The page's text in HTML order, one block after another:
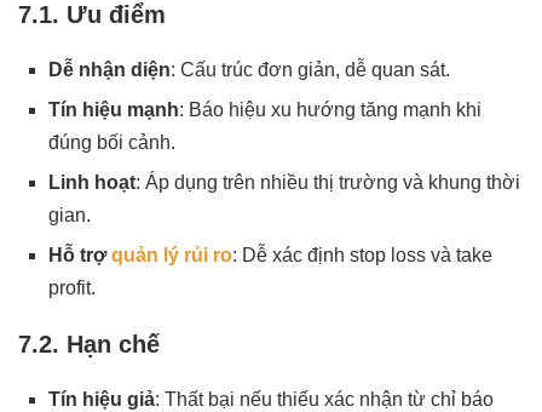
7.1. Ưu điểm
Dễ nhận diện: Cấu trúc đơn giản, dễ quan sát.
Tín hiệu mạnh: Báo hiệu xu hướng tăng mạnh khi
đúng bối cảnh.
Linh hoạt: Áp dụng trên nhiều thị trường và khung thời
gian.
Hỗ trợquản lý rủi ro: Dễ xác định stop loss và take
profit.
7.2. Hạn chế
Tín hiệu giả: Thất bại nếu thiếu xác nhận từ chỉ báo